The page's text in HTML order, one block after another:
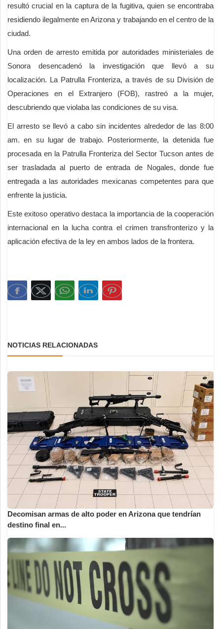
resultó crucial en la captura de la fugitiva, quien se encontraba
residiendo ilegalmente en Arizona y trabajando en el centro de la
ciudad.
Una orden de arresto emitida por autoridades ministeriales de
Sonora desencadenó la investigación que llevó a su
localización. La Patrulla Fronteriza, a través de su División de
Operaciones en el Extranjero (FOB), rastreó a la mujer,
descubriendo que violaba las condiciones de su visa.
El arresto se llevó a cabo sin incidentes alrededor de las 8:00
am. en su lugar de trabajo. Posteriormente, la detenida fue
procesada en la Patrulla Fronteriza del Sector Tucson antes de
ser trasladada al puerto de entrada de Nogales, donde fue
entregada a las autoridades mexicanas competentes para que
enfrente la justicia.
Este exitoso operativo destaca la importancia de la cooperación
internacional en la lucha contra el crimen transfronterizo y la
aplicación efectiva de la ley en ambos lados de la frontera.
NOTICIAS RELACIONADAS
Decomisan armas de alto poder en Arizona que tendrían
destino final en...